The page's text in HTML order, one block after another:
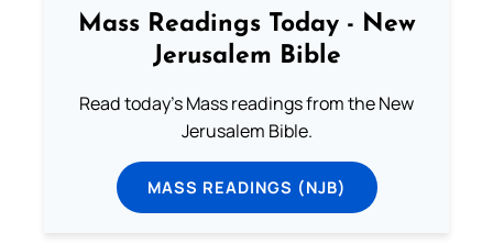
Mass Readings Today - New
Jerusalem Bible
Read today's Mass readings from the New
Jerusalem Bible.
MASS READINGS (NJB)